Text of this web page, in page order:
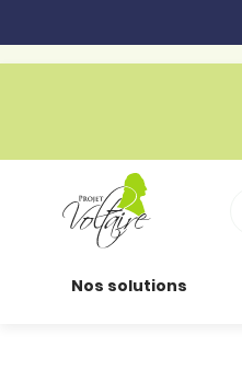
Nos solutions